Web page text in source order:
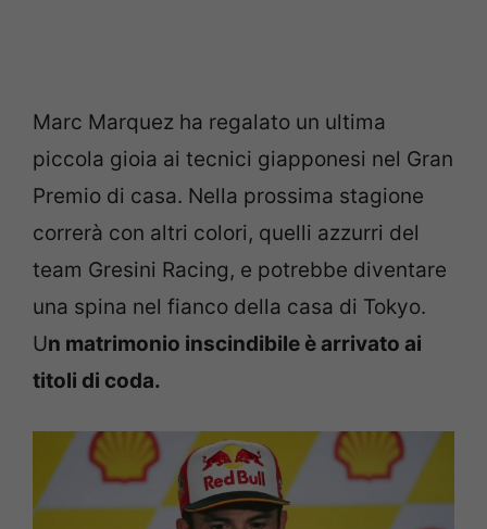
Marc Marquez ha regalato un ultima
piccola gioia ai tecnici giapponesi nel Gran
Premio di casa. Nella prossima stagione
correrà con altri colori, quelli azzurri del
team Gresini Racing, e potrebbe diventare
una spina nel fianco della casa di Tokyo.
Un matrimonio inscindibile è arrivato ai
titoli di coda.